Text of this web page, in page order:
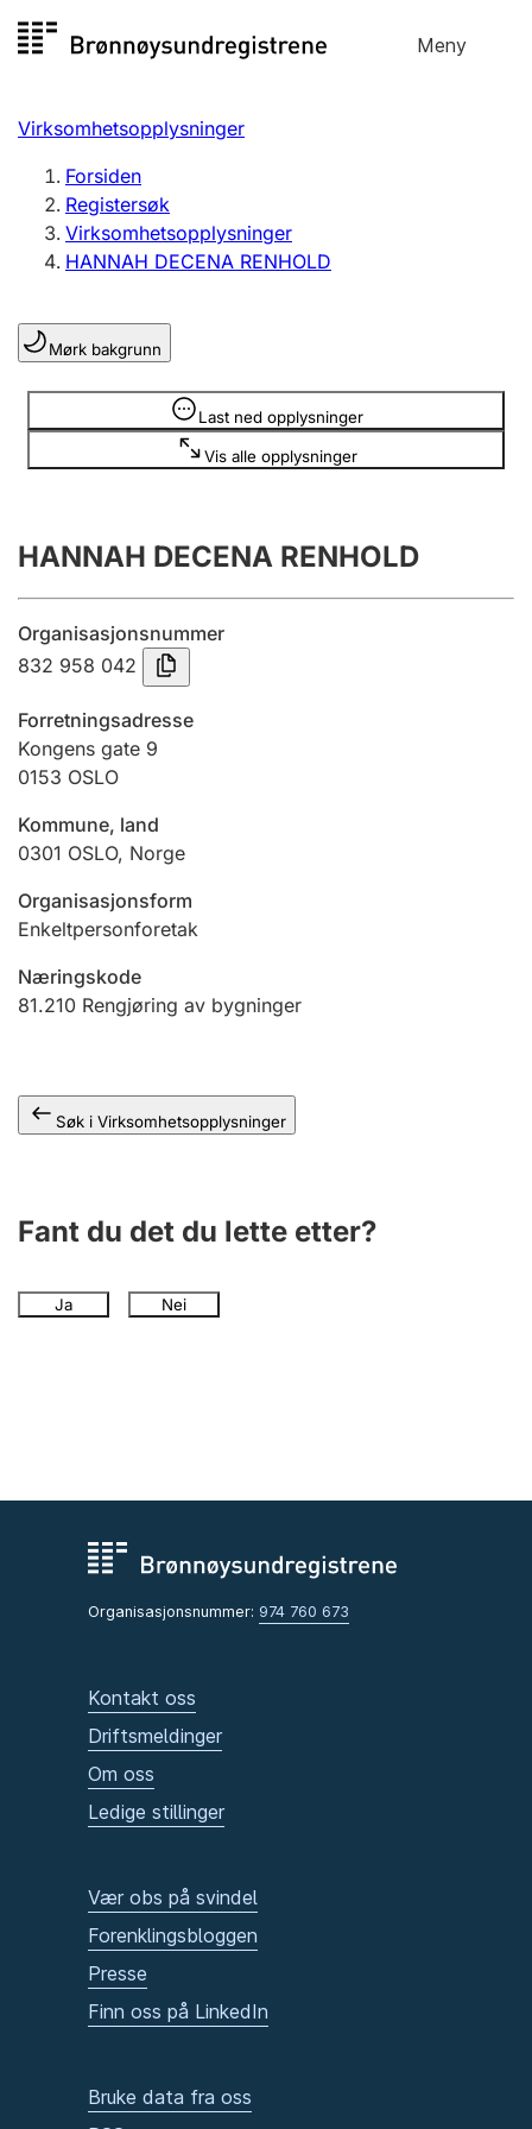
til
Meny
Registersøk
Aksjeselskap
Enkeltpersonforetak
Registrere, endre, slette
Lag og forening
Registrere, endre, slette
Innsending og forsinkelsesgebyr
Jeger
Ektepaktveileder
Offentlig sektor
Virksomhetsopplysninger
Forsiden
Registersøk
Virksomhetsopplysninger
HANNAH DECENA RENHOLD
Mørk bakgrunn
Last ned opplysninger
Vis alle opplysninger
Opplysninger er skjult
HANNAH DECENA RENHOLD
Organisasjonsnummer
832 958 042
Forretningsadresse
Kongens gate 9
0153 OSLO
Kommune, land
0301 OSLO, Norge
Organisasjonsform
Enkeltpersonforetak
Næringskode
81.210 Rengjøring av bygninger
Søk i Virksomhetsopplysninger
Fant du det du lette etter?
Ja Nei
Organisasjonsnummer: 974 760 673
Kontakt oss
Driftsmeldinger
Om oss
Ledige stillinger
Vær obs på svindel
Forenklingsbloggen
Presse
Finn oss på LinkedIn
Bruke data fra oss